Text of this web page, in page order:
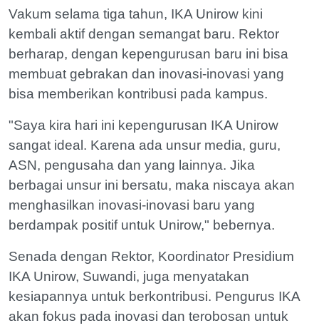
Vakum selama tiga tahun, IKA Unirow kini
kembali aktif dengan semangat baru. Rektor
berharap, dengan kepengurusan baru ini bisa
membuat gebrakan dan inovasi-inovasi yang
bisa memberikan kontribusi pada kampus.
"Saya kira hari ini kepengurusan IKA Unirow
sangat ideal. Karena ada unsur media, guru,
ASN, pengusaha dan yang lainnya. Jika
berbagai unsur ini bersatu, maka niscaya akan
menghasilkan inovasi-inovasi baru yang
berdampak positif untuk Unirow," bebernya.
Senada dengan Rektor, Koordinator Presidium
IKA Unirow, Suwandi, juga menyatakan
kesiapannya untuk berkontribusi. Pengurus IKA
akan fokus pada inovasi dan terobosan untuk